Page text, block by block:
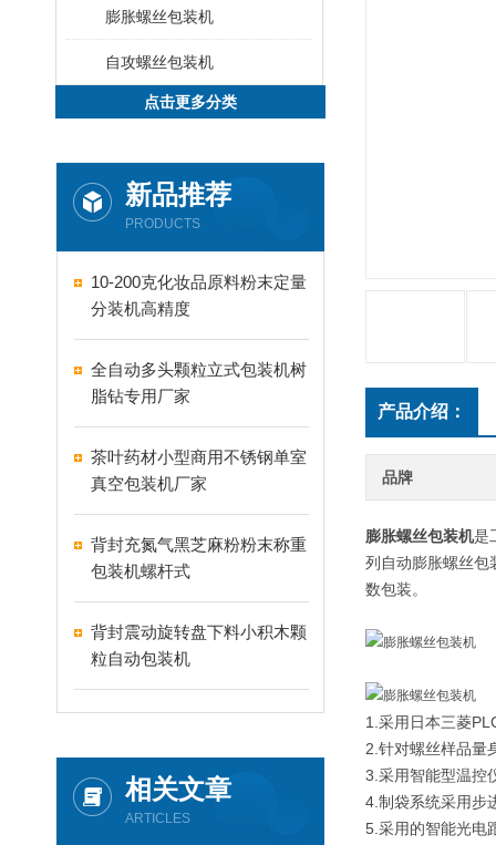
膨胀螺丝包装机
自攻螺丝包装机
点击更多分类
新品推荐
PRODUCTS
10-200克化妆品原料粉末定量
分装机高精度
全自动多头颗粒立式包装机树
脂钻专用厂家
茶叶药材小型商用不锈钢单室
真空包装机厂家
背封充氮气黑芝麻粉粉末称重
包装机螺杆式
背封震动旋转盘下料小积木颗
粒自动包装机
相关文章
ARTICLES
产品介绍：
品牌
膨胀螺丝包装机是
列自动膨胀螺丝包
数包装。
1.采用日本三菱
2.针对螺丝样品量
3.采用智能型温控
4.制袋系统采用步
5.采用的智能光电